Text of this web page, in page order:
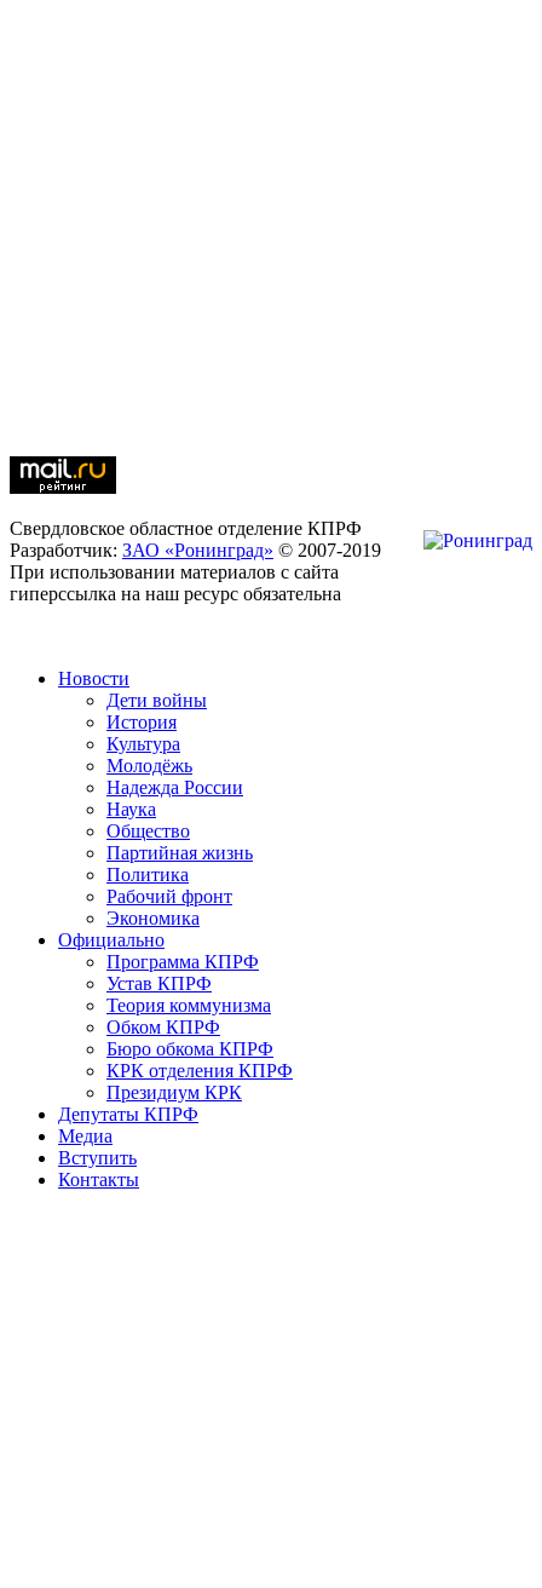
Свердловское областное отделение КПРФ
Разработчик: ЗАО «Ронинград» © 2007-2019
При использовании материалов с сайта
гиперссылка на наш ресурс обязательна
Новости
Дети войны
История
Культура
Молодёжь
Надежда России
Наука
Общество
Партийная жизнь
Политика
Рабочий фронт
Экономика
Официально
Программа КПРФ
Устав КПРФ
Теория коммунизма
Обком КПРФ
Бюро обкома КПРФ
КРК отделения КПРФ
Президиум КРК
Депутаты КПРФ
Медиа
Вступить
Контакты